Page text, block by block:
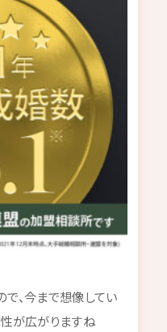
、今まで想像してい
が広がりますね